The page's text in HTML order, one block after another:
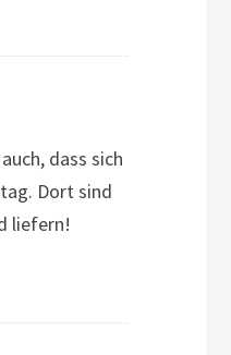
dass sich
Dort sind
liefern!